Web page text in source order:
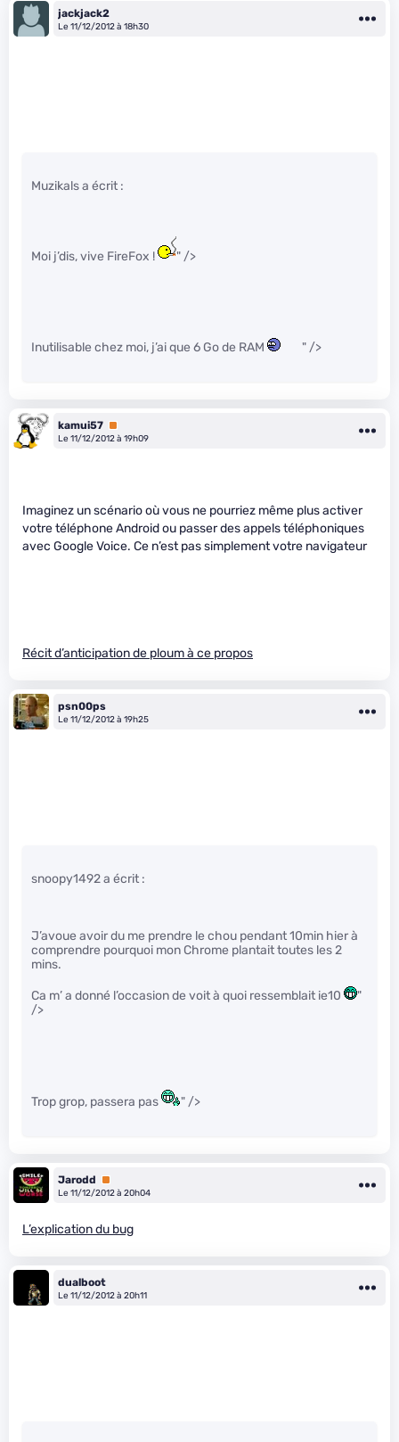
jackjack2
Le 11/12/2012 à 18h30
Muzikals a écrit :
Moi j’dis, vive FireFox ! " />
Inutilisable chez moi, j’ai que 6 Go de RAM " />
kamui57 Premium
Le 11/12/2012 à 19h09
Imaginez un scénario où vous ne pourriez même plus activer
votre téléphone Android ou passer des appels téléphoniques
avec Google Voice. Ce n’est pas simplement votre navigateur
Récit d’anticipation de ploum à ce propos
psn00ps
Le 11/12/2012 à 19h25
snoopy1492 a écrit :
J’avoue avoir du me prendre le chou pendant 10min hier à
comprendre pourquoi mon Chrome plantait toutes les 2
mins.
Ca m’ a donné l’occasion de voit à quoi ressemblait ie10
"
/>
Trop grop, passera pas " />
Jarodd
Premium
Le 11/12/2012 à 20h04
L’explication du bug
dualboot
Le 11/12/2012 à 20h11